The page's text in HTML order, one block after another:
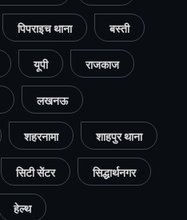
पिपराइच थाना बस्ती
यूपी राजकाज
लखनऊ
शहरनामा शाहपुर थाना
सिटी सेंटर सिद्धार्थनगर
हेल्थ